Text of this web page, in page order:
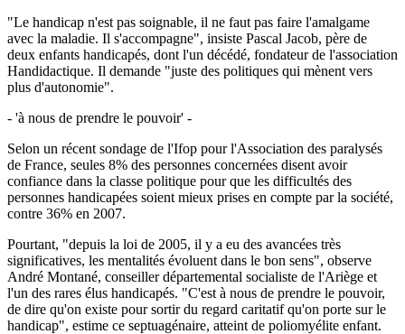
"Le handicap n'est pas soignable, il ne faut pas faire l'amalgame
avec la maladie. Il s'accompagne", insiste Pascal Jacob, père de
deux enfants handicapés, dont l'un décédé, fondateur de l'association
Handidactique. Il demande "juste des politiques qui mènent vers
plus d'autonomie".
- 'à nous de prendre le pouvoir' -
Selon un récent sondage de l'Ifop pour l'Association des paralysés
de France, seules 8% des personnes concernées disent avoir
confiance dans la classe politique pour que les difficultés des
personnes handicapées soient mieux prises en compte par la société,
contre 36% en 2007.
Pourtant, "depuis la loi de 2005, il y a eu des avancées très
significatives, les mentalités évoluent dans le bon sens", observe
André Montané, conseiller départemental socialiste de l'Ariège et
l'un des rares élus handicapés. "C'est à nous de prendre le pouvoir,
de dire qu'on existe pour sortir du regard caritatif qu'on porte sur le
handicap", estime ce septuagénaire, atteint de poliomyélite enfant.